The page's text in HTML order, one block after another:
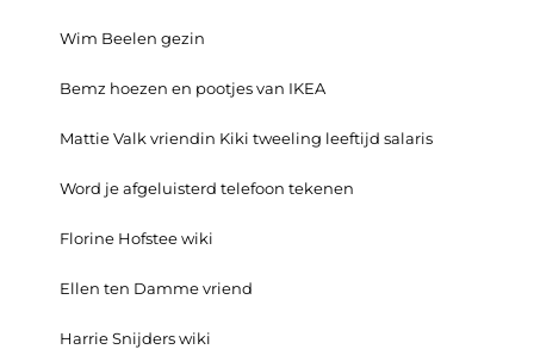
Wim Beelen gezin
Bemz hoezen en pootjes van IKEA
Mattie Valk vriendin Kiki tweeling leeftijd salaris
Word je afgeluisterd telefoon tekenen
Florine Hofstee wiki
Ellen ten Damme vriend
Harrie Snijders wiki